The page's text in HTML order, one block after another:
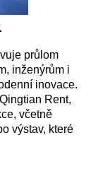
průlom
inženýrům i
inovace.
Rent,
včetně
výstav, které